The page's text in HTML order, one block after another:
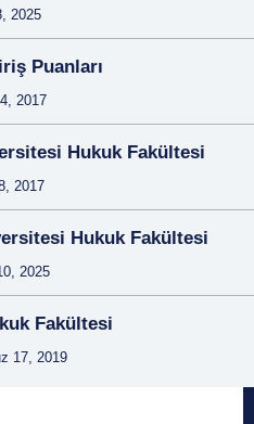
2025
Puanları
2017
Hukuk Fakültesi
2017
Hukuk Fakültesi
2025
Fakültesi
17, 2019